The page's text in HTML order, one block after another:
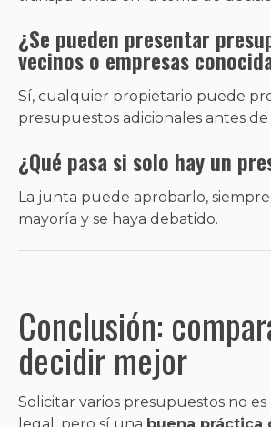
¿Se pueden presentar
vecinos o empresas
Sí, cualquier propietario puede
presupuestos adicionales antes
¿Qué pasa si solo hay un
La junta puede aprobarlo,
mayoría y se haya debatido.
Conclusión:
decidir mejor
Solicitar varios presupuestos no